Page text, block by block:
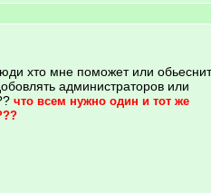
хто мне поможет или обьеснит
администраторов или
что всем нужно один и тот же